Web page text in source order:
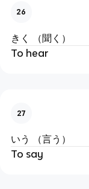
26
きく （聞く）
To hear
27
いう （言う）
To say